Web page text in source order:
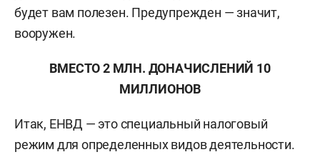
будет вам полезен. Предупрежден — значит,
вооружен.
ВМЕСТО 2 МЛН. ДОНАЧИСЛЕНИЙ 10
МИЛЛИОНОВ
Итак, ЕНВД — это специальный налоговый
режим для определенных видов деятельности.